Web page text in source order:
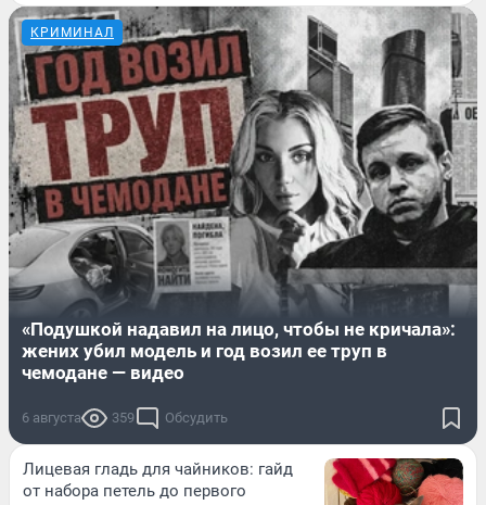
КРИМИНАЛ
«Подушкой надавил на лицо, чтобы не кричала»:
жених убил модель и год возил ее труп в
чемодане — видео
6 августа 359 Обсудить
Лицевая гладь для чайников: гайд
от набора петель до первого